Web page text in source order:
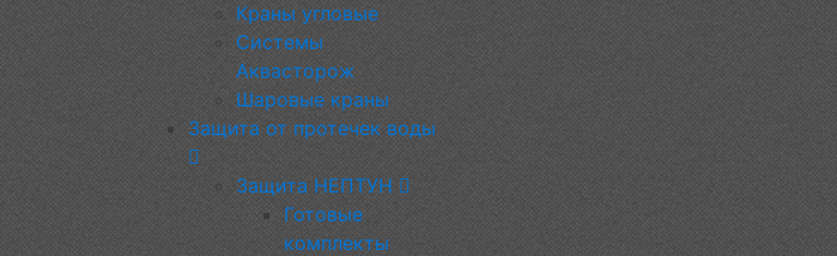
Краны угловые
Системы
Аквасторож
Шаровые краны
Защита от протечек воды
Защита НЕПТУН
Готовые
комплекты